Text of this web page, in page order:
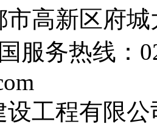
高新区府
服务热线：
设工程有限